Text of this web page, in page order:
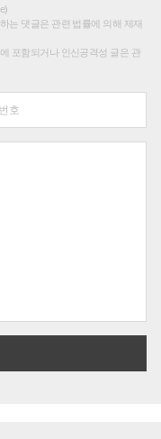
는 댓글은 관련 법률에 의해 제재
포함되거나 인신공격성 글은 관